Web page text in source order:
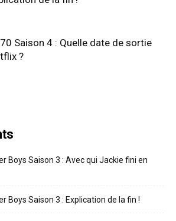
Saison 4 : Quelle date de sortie
?
Boys Saison 3 : Avec qui Jackie fini en
Boys Saison 3 : Explication de la fin !